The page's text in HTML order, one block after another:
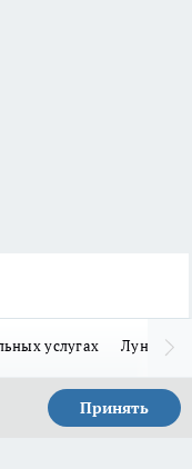
услугах Лунно-
Принять